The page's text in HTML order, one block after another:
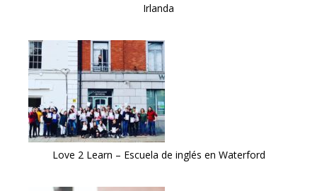
Irlanda
Love 2 Learn – Escuela de inglés en Waterford